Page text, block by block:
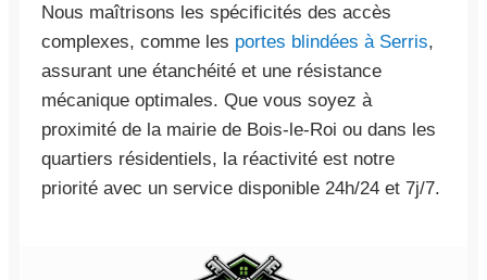
Nous maîtrisons les spécificités des accès
complexes, comme les portes blindées à Serris,
assurant une étanchéité et une résistance
mécanique optimales. Que vous soyez à
proximité de la mairie de Bois-le-Roi ou dans les
quartiers résidentiels, la réactivité est notre
priorité avec un service disponible 24h/24 et 7j/7.